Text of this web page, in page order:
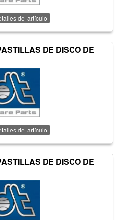
del artículo
DE DISCO DE
del artículo
DE DISCO DE